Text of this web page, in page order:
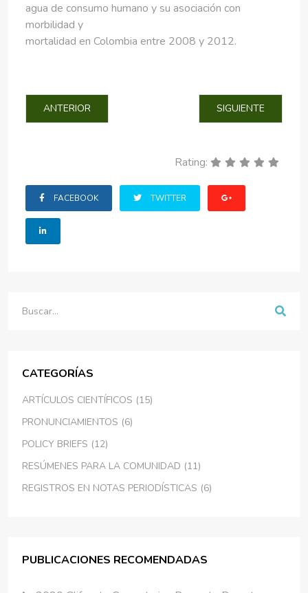
agua de consumo humano y su asociación con
morbilidad y
mortalidad en Colombia entre 2008 y 2012.
ARTÍCULO ANTERIOR: 6- EXPOSICION A RADON EN
ANTERIOR ARTÍCULO
SIGUIENTE
Rating:
FACEBOOK TWITTER
CATEGORÍAS
ARTÍCULOS CIENTÍFICOS (15)
PRONUNCIAMIENTOS (6)
POLICY BRIEFS (12)
RESÚMENES PARA LA COMUNIDAD (11)
REGISTROS EN NOTAS PERIODÍSTICAS (6)
PUBLICACIONES RECOMENDADAS